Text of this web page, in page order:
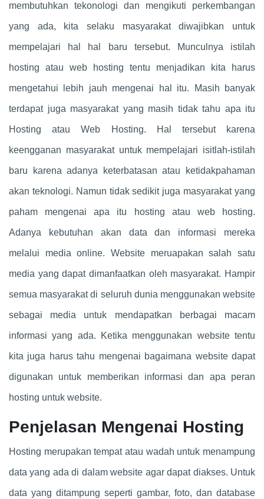
membutuhkan tekonologi dan mengikuti perkembangan
yang ada, kita selaku masyarakat diwajibkan untuk
mempelajari hal hal baru tersebut. Munculnya istilah
hosting atau web hosting tentu menjadikan kita harus
mengetahui lebih jauh mengenai hal itu. Masih banyak
terdapat juga masyarakat yang masih tidak tahu apa itu
Hosting atau Web Hosting. Hal tersebut karena
keengganan masyarakat untuk mempelajari isitlah-istilah
baru karena adanya keterbatasan atau ketidakpahaman
akan teknologi. Namun tidak sedikit juga masyarakat yang
paham mengenai apa itu hosting atau web hosting.
Adanya kebutuhan akan data dan informasi mereka
melalui media online. Website meruapakan salah satu
media yang dapat dimanfaatkan oleh masyarakat. Hampir
semua masyarakat di seluruh dunia menggunakan website
sebagai media untuk mendapatkan berbagai macam
informasi yang ada. Ketika menggunakan website tentu
kita juga harus tahu mengenai bagaimana website dapat
digunakan untuk memberikan informasi dan apa peran
hosting untuk website.
Penjelasan Mengenai Hosting
Hosting merupakan tempat atau wadah untuk menampung
data yang ada di dalam website agar dapat diakses. Untuk
data yang ditampung seperti gambar, foto, dan database